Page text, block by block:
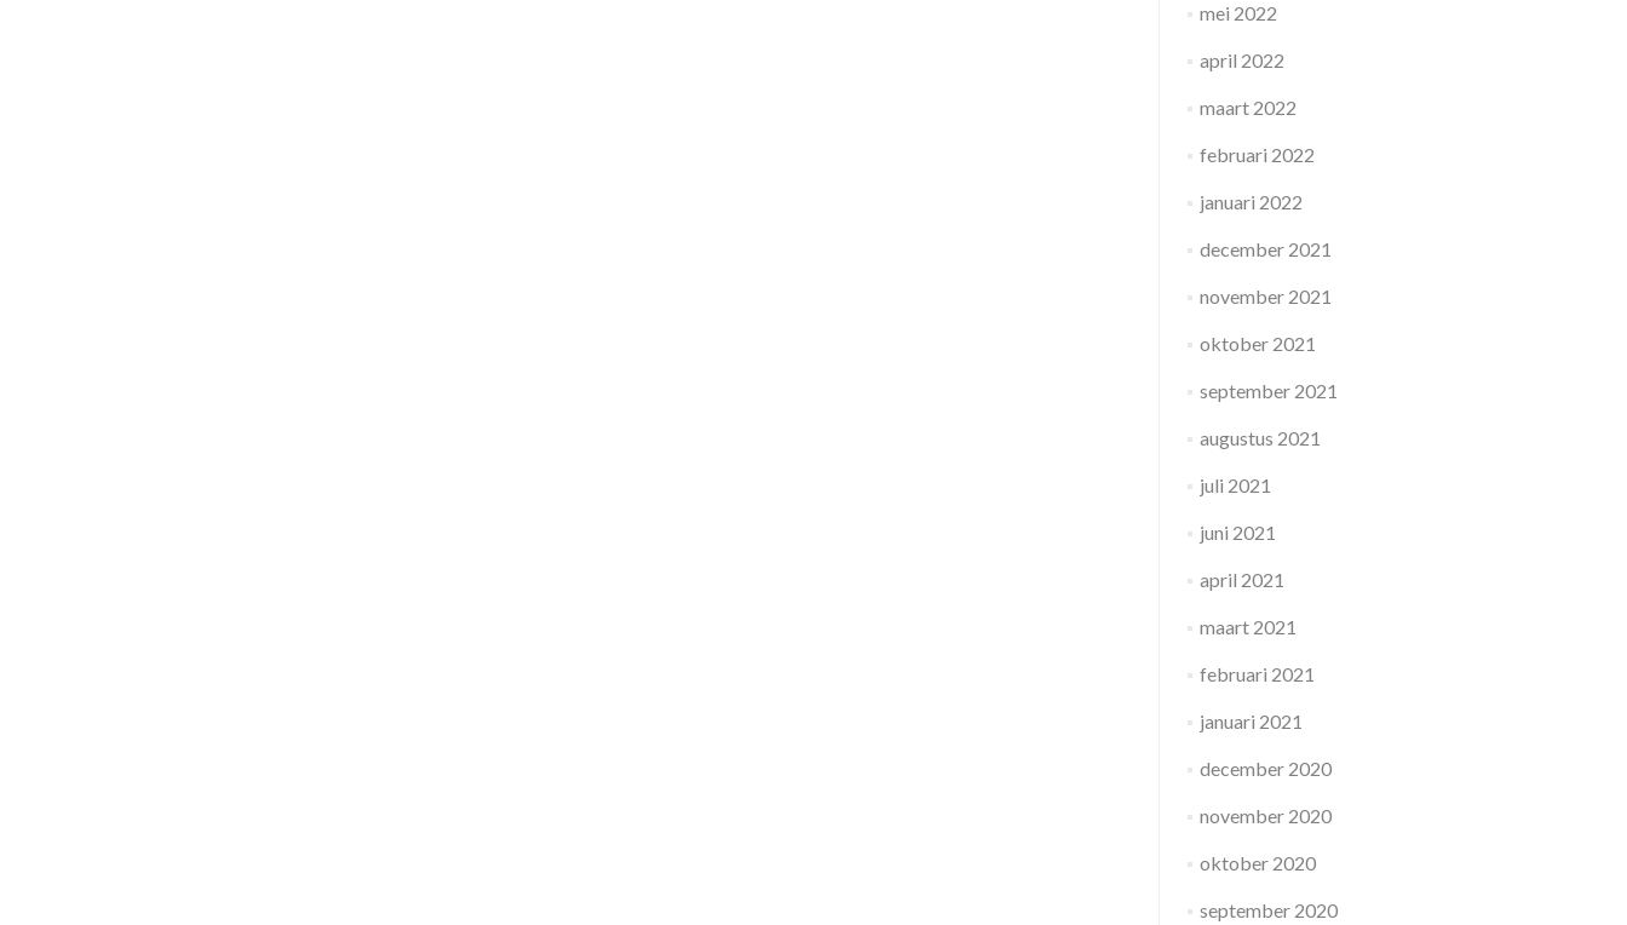
mei 2022
april 2022
maart 2022
februari 2022
januari 2022
december 2021
november 2021
oktober 2021
september 2021
augustus 2021
juli 2021
juni 2021
april 2021
maart 2021
februari 2021
januari 2021
december 2020
november 2020
oktober 2020
september 2020